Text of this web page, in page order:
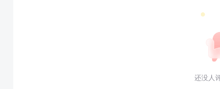
还没人